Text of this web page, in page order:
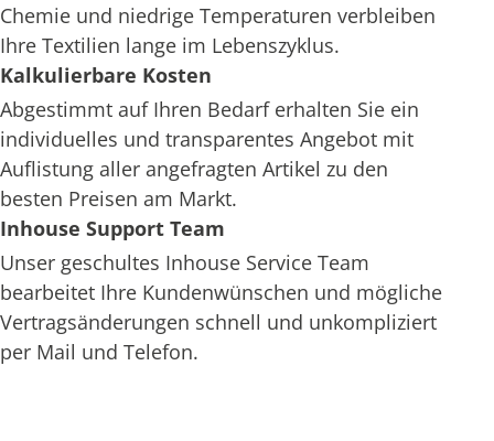
Chemie und niedrige Temperaturen verbleiben
Ihre Textilien lange im Lebenszyklus.
Kalkulierbare Kosten
Abgestimmt auf Ihren Bedarf erhalten Sie ein
individuelles und transparentes Angebot mit
Auflistung aller angefragten Artikel zu den
besten Preisen am Markt.
Inhouse Support Team
Unser geschultes Inhouse Service Team
bearbeitet Ihre Kundenwünschen und mögliche
Vertragsänderungen schnell und unkompliziert
per Mail und Telefon.